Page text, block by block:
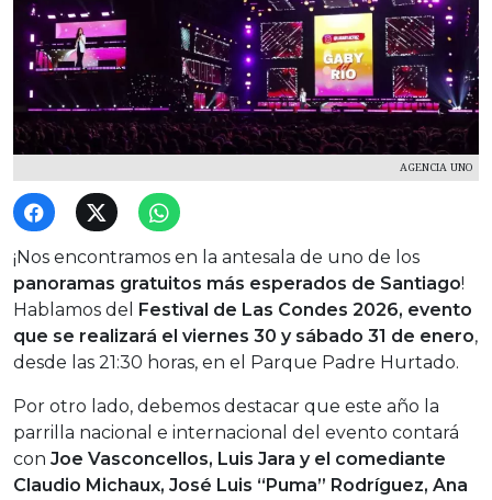
AGENCIA UNO
¡Nos encontramos en la antesala de uno de los
panoramas gratuitos más esperados de Santiago!
Hablamos del
Festival de Las Condes 2026, evento
que se realizará el viernes 30 y sábado 31 de enero,
desde las 21:30 horas, en el Parque Padre Hurtado.
Por otro lado, debemos destacar que este año la
parrilla nacional e internacional del evento contará
con Joe Vasconcellos, Luis Jara y el comediante
Claudio Michaux, José Luis “Puma” Rodríguez, Ana